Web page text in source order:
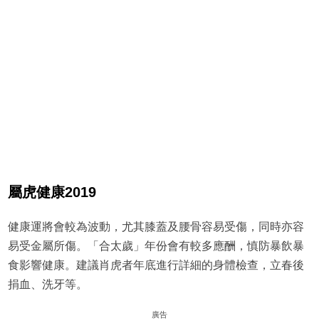
屬虎健康2019
健康運將會較為波動，尤其膝蓋及腰骨容易受傷，同時亦容
易受金屬所傷。「合太歲」年份會有較多應酬，慎防暴飲暴
食影響健康。建議肖虎者年底進行詳細的身體檢查，立春後
捐血、洗牙等。
廣告